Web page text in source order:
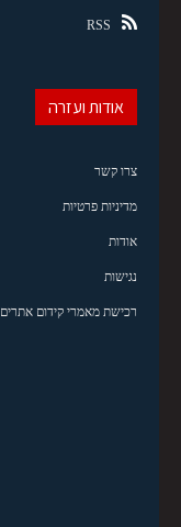
RSS
אודות ועזרה
צרו קשר
מדיניות פרטיות
אודות
נגישות
רכישת מאמרי קידום אתרים